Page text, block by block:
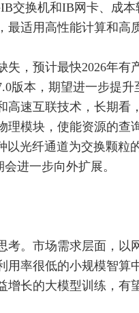
交换机和IB 网卡、成
适用高性能计算和高
，预计最快2026年有
版本，期望进一步提升
高速互联技术，长期看
模块，使能资源的查
以光纤通道为交换颗粒
进一步向外扩展。
考。市场需求层面，以
用率很低的小规模智算
增长的大模型训练，有